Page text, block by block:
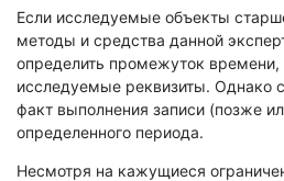
Если исследуемые объекты
методы и средства данной
определить промежуток
исследуемые реквизиты. Однако
факт выполнения записи (позже
определенного периода.
Несмотря на кажущиеся